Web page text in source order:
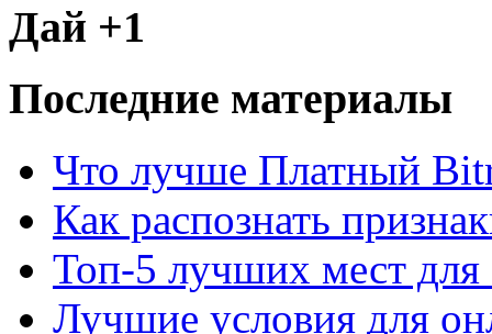
Дай +1
Последние материалы
Что лучше Платный
Как распознать
Топ-5 лучших мест для
Лучшие условия для